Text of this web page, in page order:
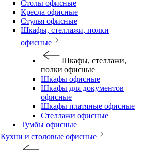
Столы офисные
Кресла офисные
Стулья офисные
Шкафы, стеллажи, полки
офисные
Шкафы, стеллажи,
полки офисные
Шкафы офисные
Шкафы для документов
офисные
Шкафы платяные офисные
Стеллажи офисные
Тумбы офисные
Кухни и столовые офисные